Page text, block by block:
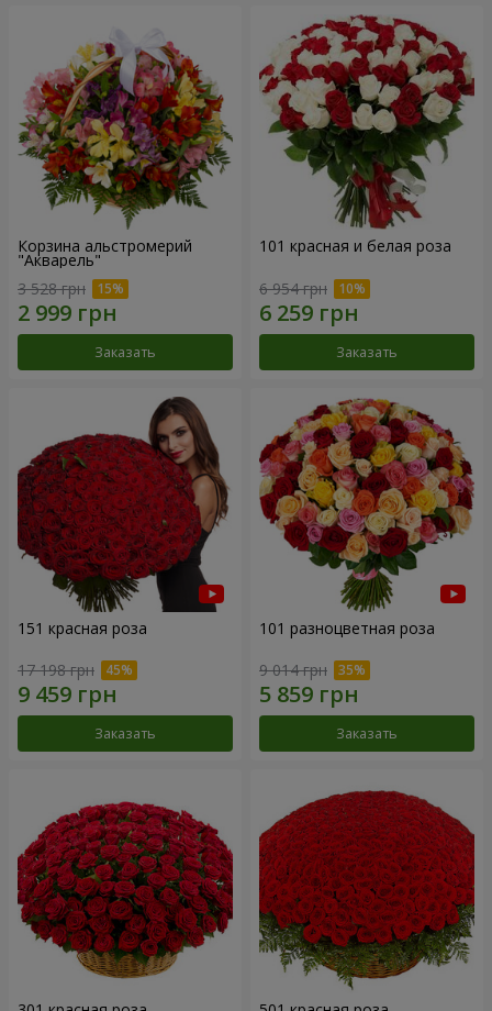
Корзина альстромерий
"Акварель"
3 528 грн
Заказать
101 красная и белая роза
6 954 грн
Заказать
151 красная роза
17 198 грн
Заказать
101 разноцветная роза
9 014 грн
Заказать